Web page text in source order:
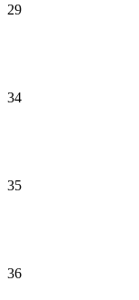
29
34
35
36